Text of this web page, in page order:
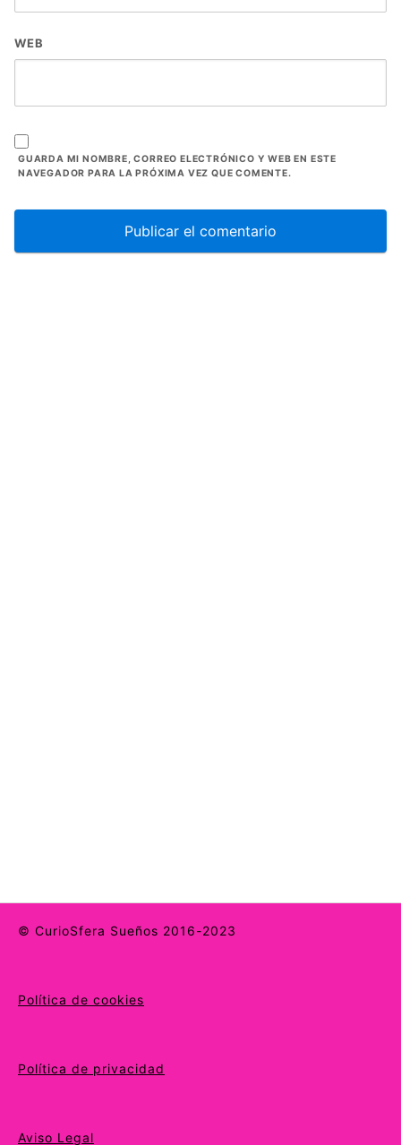
WEB
GUARDA MI NOMBRE, CORREO ELECTRÓNICO Y WEB EN ESTE
NAVEGADOR PARA LA PRÓXIMA VEZ QUE COMENTE.
© CurioSfera Sueños 2016-2023
Política de cookies
Política de privacidad
Aviso Legal